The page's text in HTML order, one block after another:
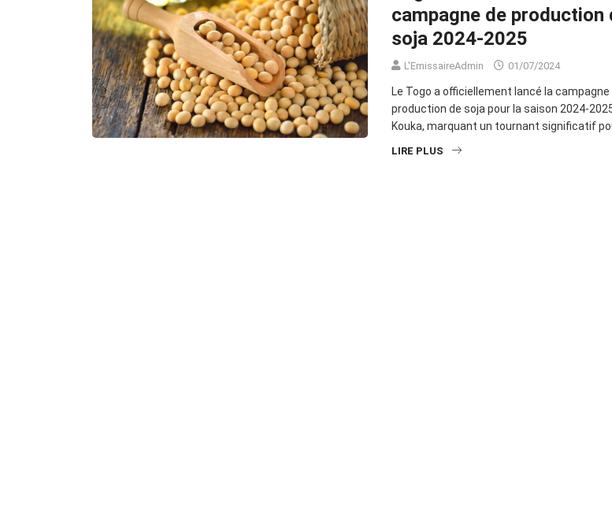
campagne de production
soja 2024-2025
L'EmissaireAdmin 01/07/2024
Le Togo a officiellement lancé la campagne
production de soja pour la saison 2024-
Kouka, marquant un tournant significatif
LIRE PLUS